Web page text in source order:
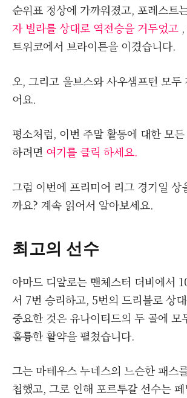
순위표 정상에 가까워졌고, 포레스트
자 빌라를 상대로 역전승을 거두었고
트위코에서 브라이튼을 이겼습니다.
오, 그리고 울브스와 사우샘프턴 모두
어요.
평소처럼, 이번 주말 활동에 대한 모
하려면 여기를 클릭 하세요.
그럼 이번에 프리미어 리그 경기일 상
까요? 계속 읽어서 알아보세요.
최고의 선수
아마드 디알로는 맨체스터 더비에서
서 7번 승리하고, 5번의 드리블로 상
중요한 것은 유나이티드의 두 골에 모
훌륭한 활약을 펼쳤습니다.
그는 마테우스 누네스의 느슨한 패스
첩했고, 그로 인해 포르투갈 선수는